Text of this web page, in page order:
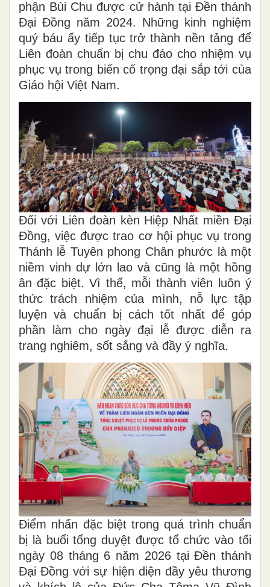
phận Bùi Chu được cử hành tại Đền thánh
Đại Đồng năm 2024. Những kinh nghiệm
quý báu ấy tiếp tục trở thành nền tảng để
Liên đoàn chuẩn bị chu đáo cho nhiệm vụ
phục vụ trong biến cố trọng đại sắp tới của
Giáo hội Việt Nam.
Đối với Liên đoàn kèn Hiệp Nhất miền Đại
Đồng, việc được trao cơ hội phục vụ trong
Thánh lễ Tuyên phong Chân phước là một
niềm vinh dự lớn lao và cũng là một hồng
ân đặc biệt. Vì thế, mỗi thành viên luôn ý
thức trách nhiệm của mình, nỗ lực tập
luyện và chuẩn bị cách tốt nhất để góp
phần làm cho ngày đại lễ được diễn ra
trang nghiêm, sốt sắng và đầy ý nghĩa.
Điểm nhấn đặc biệt trong quá trình chuẩn
bị là buổi tổng duyệt được tổ chức vào tối
ngày 08 tháng 6 năm 2026 tại Đền thánh
Đại Đồng với sự hiện diện đầy yêu thương